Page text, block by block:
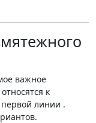
важное
к
линии .